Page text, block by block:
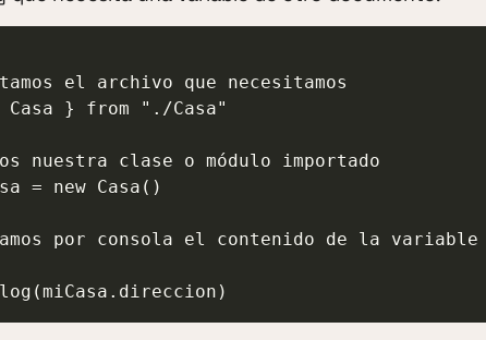
el archivo que necesitamos
} from "./Casa"
nuestra clase o módulo importado
= new Casa()
por consola el contenido de la